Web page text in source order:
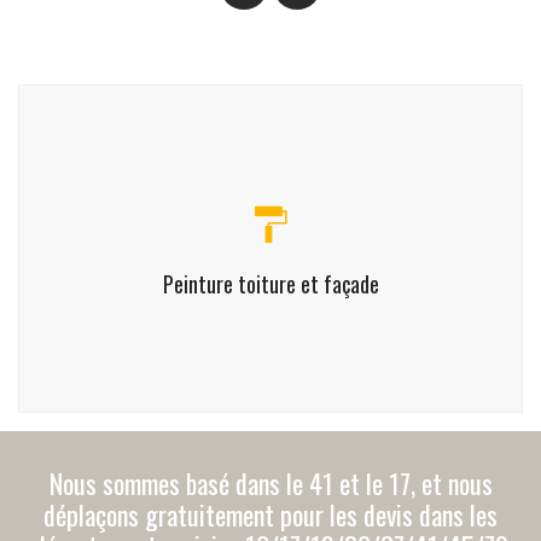
A quelle periode souhaitez-vous
Peinture toiture et façade
Nous sommes basé dans le 41 et le 17, et nous
déplaçons gratuitement pour les devis dans les